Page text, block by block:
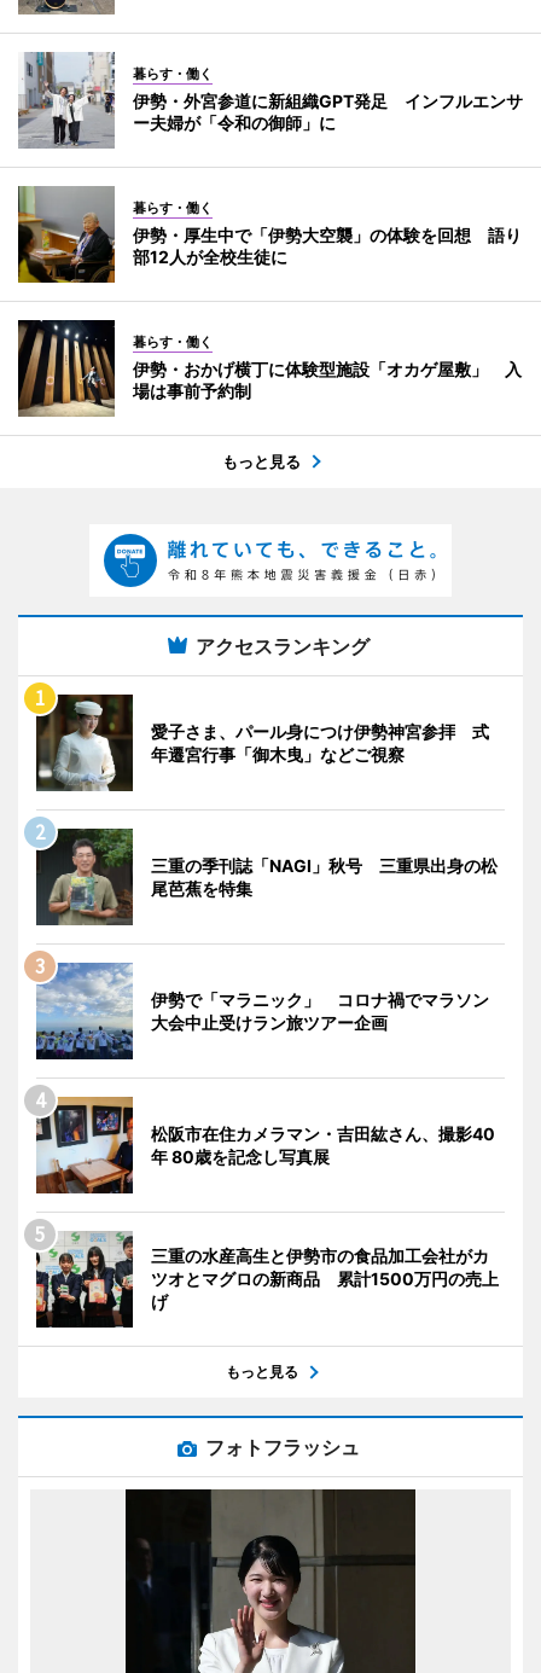
暮らす・働く
伊勢・外宮参道に新組織GPT発足 インフルエンサ
ー夫婦が「令和の御師」に
暮らす・働く
伊勢・厚生中で「伊勢大空襲」の体験を回想 語り
部12人が全校生徒に
暮らす・働く
伊勢・おかげ横丁に体験型施設「オカゲ屋敷」 入
場は事前予約制
もっと見る
アクセスランキング
愛子さま、パール身につけ伊勢神宮参拝 式
年遷宮行事「御木曳」などご視察
三重の季刊誌「NAGI」秋号 三重県出身の松
尾芭蕉を特集
伊勢で「マラニック」 コロナ禍でマラソン
大会中止受けラン旅ツアー企画
松阪市在住カメラマン・吉田紘さん、撮影40
年 80歳を記念し写真展
三重の水産高生と伊勢市の食品加工会社がカ
ツオとマグロの新商品 累計1500万円の売上
げ
もっと見る
フォトフラッシュ